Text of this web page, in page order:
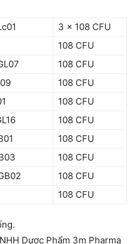
3 x 108 CFU
108 CFU
108 CFU
108 CFU
108 CFU
108 CFU
108 CFU
108 CFU
108 CFU
108 CFU
Dược Phẩm 3m Pharma